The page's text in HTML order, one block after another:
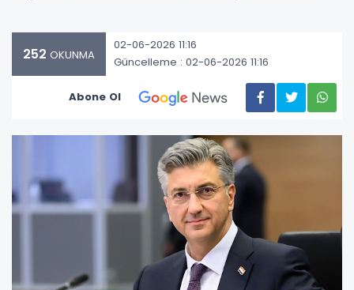
252 OKUNMA
02-06-2026 11:16
Güncelleme : 02-06-2026 11:16
Abone Ol